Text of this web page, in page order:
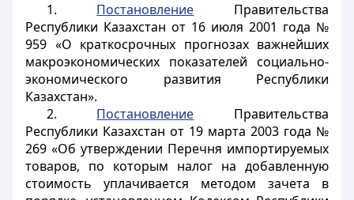
1. Постановление Правительства
Республики Казахстан от 16 июля 2001 года №
959 «О краткосрочных прогнозах важнейших
макроэкономических показателей социально-
экономического развития Республики
Казахстан».
2. Постановление Правительства
Республики Казахстан от 19 марта 2003 года №
269 «Об утверждении Перечня импортируемых
товаров, по которым налог на добавленную
стоимость уплачивается методом зачета в